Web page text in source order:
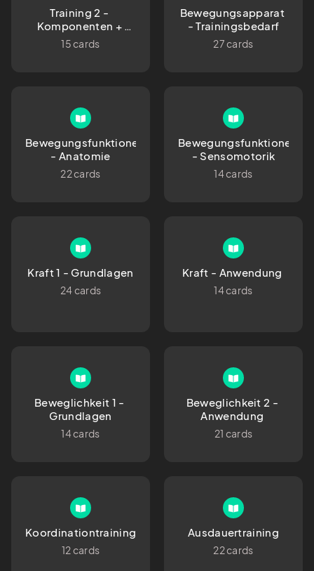
Training 2 -
Komponenten +
Aufbau
15 cards
Bewegungsapparat
- Trainingsbedarf
27 cards
Bewegungsfunktionen
22 cards
Bewegungsfunktionen
14 cards
Kraft 1 - Grundlagen
24 cards 14 cards
Beweglichkeit 1 -
Grundlagen
14 cards
Beweglichkeit 2 -
21 cards
Koordinationtraining
12 cards
Ausdauertraining
22 cards